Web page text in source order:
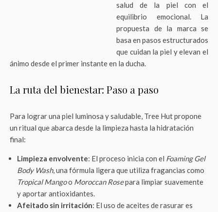
salud de la piel con el
equilibrio emocional. La
propuesta de la marca se
basa en pasos estructurados
que cuidan la piel y elevan el
ánimo desde el primer instante en la ducha.
La ruta del bienestar: Paso a paso
Para lograr una piel luminosa y saludable, Tree Hut propone
un ritual que abarca desde la limpieza hasta la hidratación
final:
Limpieza envolvente: El proceso inicia con el Foaming Gel
Body Wash, una fórmula ligera que utiliza fragancias como
Tropical Mangoo Moroccan Rosepara limpiar suavemente
y aportar antioxidantes.
Afeitado sin irritación: El uso de aceites de rasurar es